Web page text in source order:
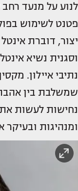
לנוע על מנעד
פטנט לשימוש
יצור, דוברת
וסגנית נשיא
נתיבי איילון.
שמשלבת בין
נחישות לעשות את
ומנהיגות ובעיקר